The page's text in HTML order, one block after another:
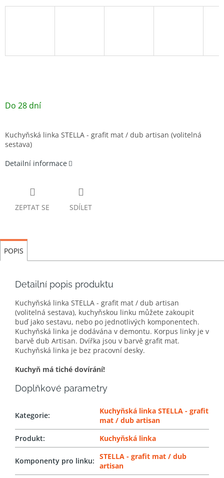
Do 28 dní
Kuchyňská linka STELLA - grafit mat / dub artisan (volitelná
sestava)
Detailní informace
ZEPTAT SE SDÍLET
POPIS
Detailní popis produktu
Kuchyňská linka STELLA - grafit mat / dub artisan
(volitelná sestava), kuchyňskou linku můžete zakoupit
buď jako sestavu, nebo po jednotlivých komponentech.
Kuchyňská linka je dodávána v demontu. Korpus linky je v
barvě dub Artisan. Dvířka jsou v barvě grafit mat.
Kuchyňská linka je bez pracovní desky.
Kuchyň má tiché dovírání!
Doplňkové parametry
Kategorie:
Kuchyňská linka STELLA - grafit
mat / dub artisan
Produkt: Kuchyňská linka
Komponenty pro linku: STELLA - grafit mat / dub
artisan